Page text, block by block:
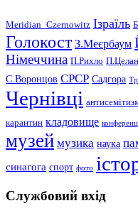
Meridian_Czernowitz Ізраїль
Голокост З.Меєрбаум
Німеччина П.Рихло П.Целан
С.Воронцов СРСР Садгора
Чернівці
карантин кладовище
музей музика наука
синагога спорт фото
Службовий вхід